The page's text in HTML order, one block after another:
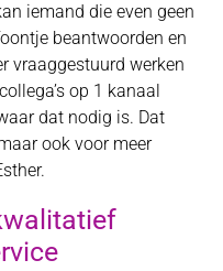
iemand die even geen
beantwoorden en
vraaggestuurd werken
op 1 kanaal
dat nodig is. Dat
ook voor meer